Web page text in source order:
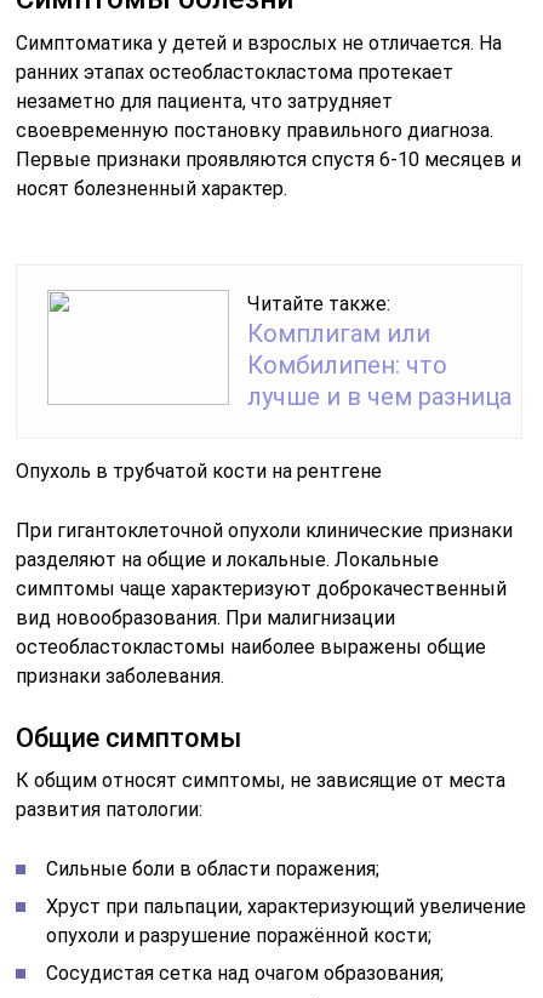
Симптоматика у детей и взрослых не отличается. На
ранних этапах остеобластокластома протекает
незаметно для пациента, что затрудняет
своевременную постановку правильного диагноза.
Первые признаки проявляются спустя 6-10 месяцев и
носят болезненный характер.
Читайте также:
Комплигам или
Комбилипен: что
лучше и в чем разница
Опухоль в трубчатой кости на рентгене
При гигантоклеточной опухоли клинические признаки
разделяют на общие и локальные. Локальные
симптомы чаще характеризуют доброкачественный
вид новообразования. При малигнизации
остеобластокластомы наиболее выражены общие
признаки заболевания.
Общие симптомы
К общим относят симптомы, не зависящие от места
развития патологии:
Сильные боли в области поражения;
Хруст при пальпации, характеризующий увеличение
опухоли и разрушение поражённой кости;
Сосудистая сетка над очагом образования;